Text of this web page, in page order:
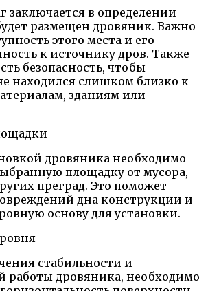
заключается в определении
размещен дровяник. Важно
этого места и его
к источнику дров. Также
безопасность, чтобы
находился слишком близко к
зданиям или
дровяника необходимо
площадку от мусора,
преград. Это поможет
дна конструкции и
основу для установки.
стабильности и
работы дровяника, необходимо